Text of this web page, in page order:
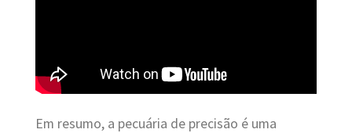
Em resumo, a pecuária de precisão é uma